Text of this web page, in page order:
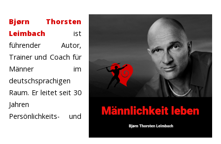
Bjørn Thorsten
Leimbach ist
führender Autor,
Trainer und Coach für
Männer im
deutschsprachigen
Raum. Er leitet seit 30
Jahren
Persönlichkeits- und